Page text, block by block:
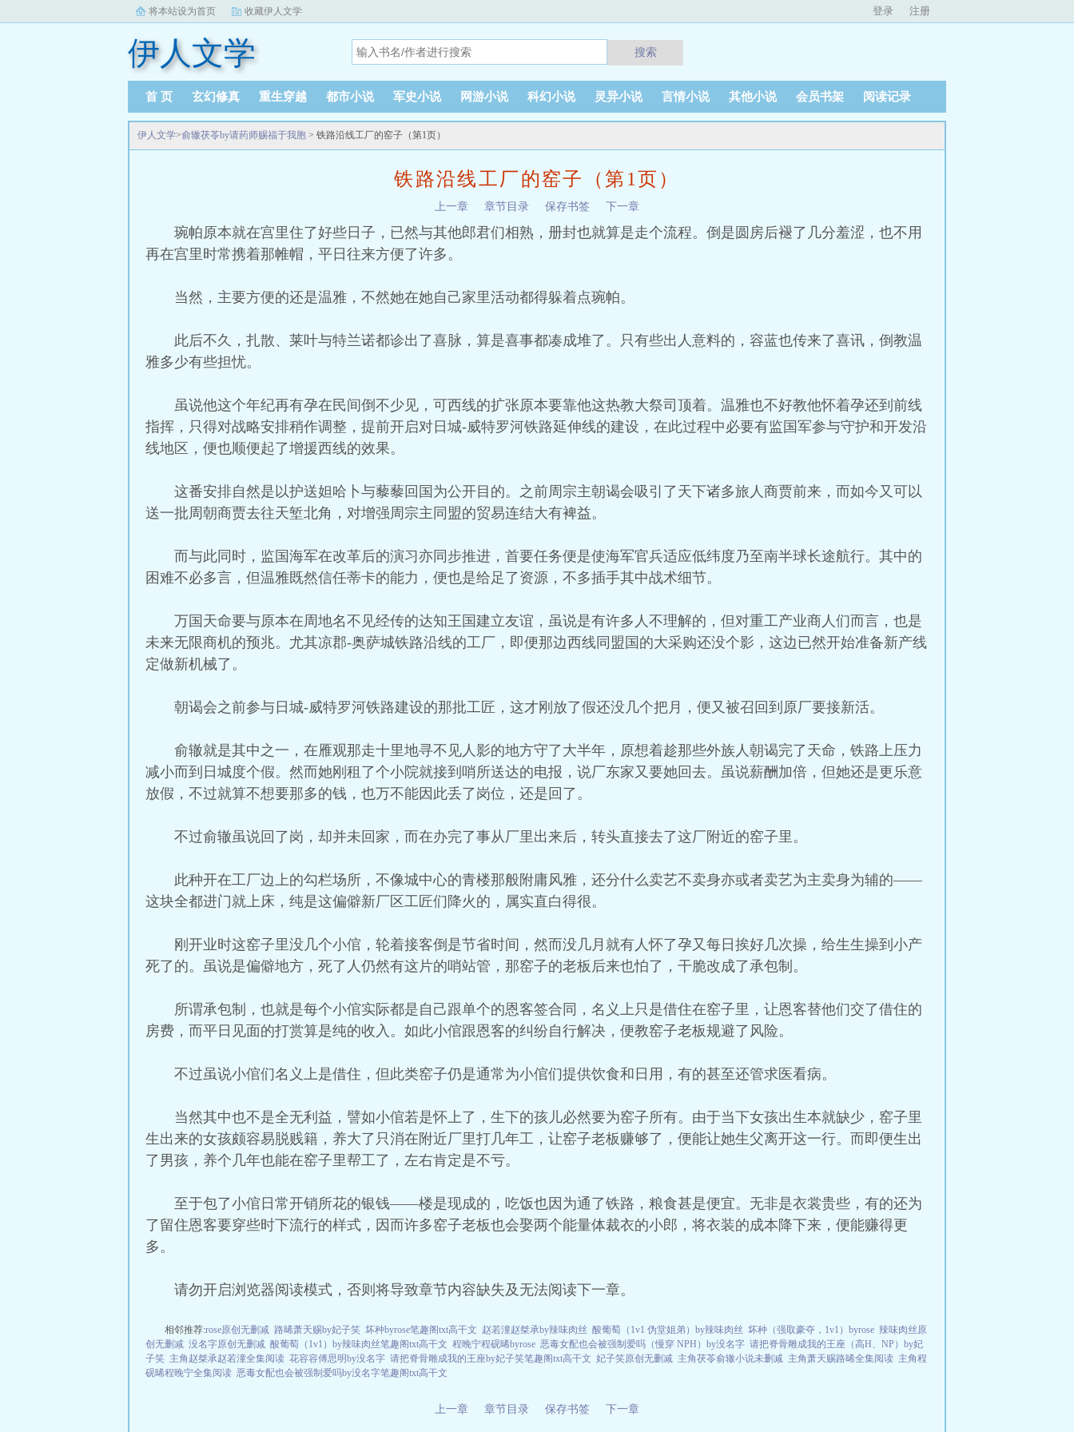
将本站设为首页 收藏伊人文学 登录 注册
伊人文学 搜索
首 页 玄幻修真 重生穿越 都市小说 军史小说 网游小说 科幻小说 灵异小说 言情小说 其他小说 会员书架 阅读记录
伊人文学>俞辙茯苓by请药师赐福于我胞 > 铁路沿线工厂的窑子（第1页）
铁路沿线工厂的窑子（第1页）
上一章 章节目录 保存书签 下一章
琬帕原本就在宫里住了好些日子，已然与其他郎君们相熟，册封也就算是走个流程。倒是圆房后褪了几分羞涩，也不用
再在宫里时常携着那帷帽，平日往来方便了许多。
当然，主要方便的还是温雅，不然她在她自己家里活动都得躲着点琬帕。
此后不久，扎散、莱叶与特兰诺都诊出了喜脉，算是喜事都凑成堆了。只有些出人意料的，容蓝也传来了喜讯，倒教温
雅多少有些担忧。
虽说他这个年纪再有孕在民间倒不少见，可西线的扩张原本要靠他这热教大祭司顶着。温雅也不好教他怀着孕还到前线
指挥，只得对战略安排稍作调整，提前开启对日城-威特罗河铁路延伸线的建设，在此过程中必要有监国军参与守护和开发沿
线地区，便也顺便起了增援西线的效果。
这番安排自然是以护送妲哈卜与藜藜回国为公开目的。之前周宗主朝谒会吸引了天下诸多旅人商贾前来，而如今又可以
送一批周朝商贾去往天堑北角，对增强周宗主同盟的贸易连结大有裨益。
而与此同时，监国海军在改革后的演习亦同步推进，首要任务便是使海军官兵适应低纬度乃至南半球长途航行。其中的
困难不必多言，但温雅既然信任蒂卡的能力，便也是给足了资源，不多插手其中战术细节。
万国天命要与原本在周地名不见经传的达知王国建立友谊，虽说是有许多人不理解的，但对重工产业商人们而言，也是
未来无限商机的预兆。尤其凉郡-奥萨城铁路沿线的工厂，即便那边西线同盟国的大采购还没个影，这边已然开始准备新产线
定做新机械了。
朝谒会之前参与日城-威特罗河铁路建设的那批工匠，这才刚放了假还没几个把月，便又被召回到原厂要接新活。
俞辙就是其中之一，在雁观那走十里地寻不见人影的地方守了大半年，原想着趁那些外族人朝谒完了天命，铁路上压力
减小而到日城度个假。然而她刚租了个小院就接到哨所送达的电报，说厂东家又要她回去。虽说薪酬加倍，但她还是更乐意
放假，不过就算不想要那多的钱，也万不能因此丢了岗位，还是回了。
不过俞辙虽说回了岗，却并未回家，而在办完了事从厂里出来后，转头直接去了这厂附近的窑子里。
此种开在工厂边上的勾栏场所，不像城中心的青楼那般附庸风雅，还分什么卖艺不卖身亦或者卖艺为主卖身为辅的——
这块全都进门就上床，纯是这偏僻新厂区工匠们降火的，属实直白得很。
刚开业时这窑子里没几个小倌，轮着接客倒是节省时间，然而没几月就有人怀了孕又每日挨好几次操，给生生操到小产
死了的。虽说是偏僻地方，死了人仍然有这片的哨站管，那窑子的老板后来也怕了，干脆改成了承包制。
所谓承包制，也就是每个小倌实际都是自己跟单个的恩客签合同，名义上只是借住在窑子里，让恩客替他们交了借住的
房费，而平日见面的打赏算是纯的收入。如此小倌跟恩客的纠纷自行解决，便教窑子老板规避了风险。
不过虽说小倌们名义上是借住，但此类窑子仍是通常为小倌们提供饮食和日用，有的甚至还管求医看病。
当然其中也不是全无利益，譬如小倌若是怀上了，生下的孩儿必然要为窑子所有。由于当下女孩出生本就缺少，窑子里
生出来的女孩颇容易脱贱籍，养大了只消在附近厂里打几年工，让窑子老板赚够了，便能让她生父离开这一行。而即便生出
了男孩，养个几年也能在窑子里帮工了，左右肯定是不亏。
至于包了小倌日常开销所花的银钱——楼是现成的，吃饭也因为通了铁路，粮食甚是便宜。无非是衣裳贵些，有的还为
了留住恩客要穿些时下流行的样式，因而许多窑子老板也会娶两个能量体裁衣的小郎，将衣装的成本降下来，便能赚得更
多。
请勿开启浏览器阅读模式，否则将导致章节内容缺失及无法阅读下一章。
相邻推荐:rose原创无删减 路晞萧天赐by妃子笑 坏种byrose笔趣阁txt高干文 赵若潼赵桀承by辣味肉丝 酸葡萄（1v1 伪堂姐弟）by辣味肉丝 坏种（强取豪夺，1v1）byrose 辣味肉丝原
创无删减 没名字原创无删减 酸葡萄（1v1）by辣味肉丝笔趣阁txt高干文 程晚宁程砚晞byrose 恶毒女配也会被强制爱吗（慢穿 NPH）by没名字 请把脊骨雕成我的王座（高H、NP）by妃
子笑 主角赵桀承赵若潼全集阅读 花容容傅思明by没名字 请把脊骨雕成我的王座by妃子笑笔趣阁txt高干文 妃子笑原创无删减 主角茯苓俞辙小说未删减 主角萧天赐路晞全集阅读 主角程
砚晞程晚宁全集阅读 恶毒女配也会被强制爱吗by没名字笔趣阁txt高干文
上一章 章节目录 保存书签 下一章